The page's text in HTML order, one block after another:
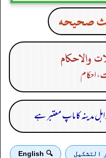
صحيحه
والاحكام
احکام
مدینہ کا ماپ معتبر ہے
التشكيل 🔍 English